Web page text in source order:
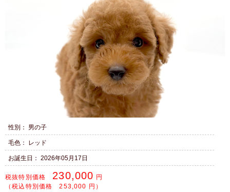
性別： 男の子
毛色： レッド
お誕生日： 2026年05月17日
税抜特別価格 230,000
円
（税込特別価格 253,000 円）